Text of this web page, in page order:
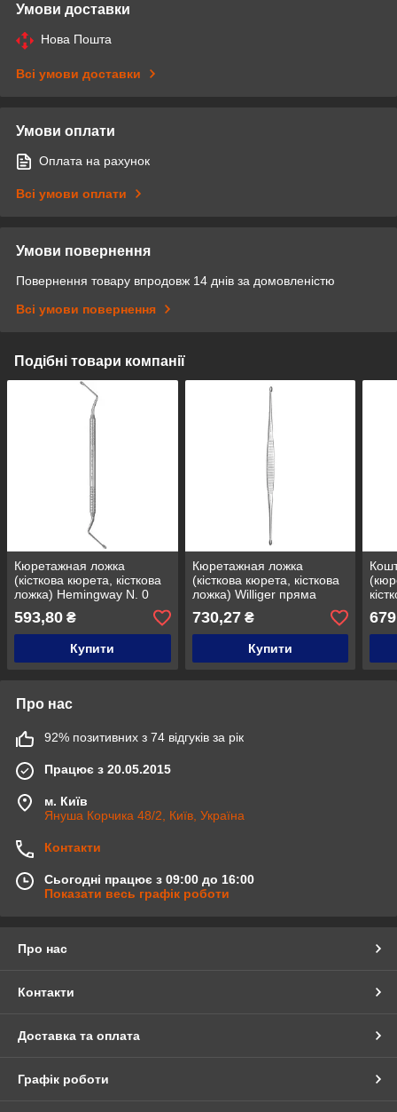
Умови доставки
Нова Пошта
Всі умови доставки
Умови оплати
Оплата на рахунок
Всі умови оплати
Умови повернення
Повернення товару впродовж 14 днів за домовленістю
Всі умови повернення
Подібні товари компанії
Кюретажная ложка
(кісткова кюрета, кісткова
ложка) Hemingway N. 0
вигнута двостороння,
Medesy 660/0
593,80 ₴
Купити
Кюретажная ложка
(кісткова кюрета, кісткова
ложка) Williger пряма
двостороння, Medesy
658/2
730,27₴
Купити
Про нас
92% позитивних з 74 відгуків за рік
Працює з 20.05.2015
м. Київ
Януша Корчика 48/2, Київ, Україна
Контакти
Сьогодні працює з 09:00 до 16:00
Показати весь графік роботи
Про нас
Контакти
Доставка та оплата
Графік роботи